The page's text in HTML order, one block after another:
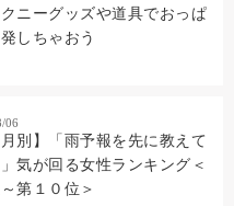
ニーグッズや道具でおっぱ
しちゃおう
06
月別】「雨予報を先に教えて
気が回る女性ランキング＜
第１０位＞